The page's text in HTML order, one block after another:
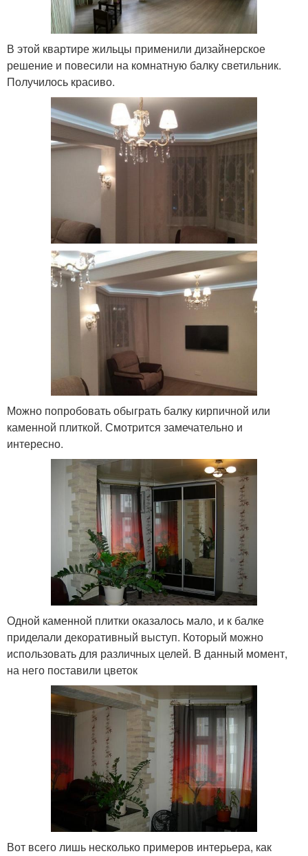
В этой квартире жильцы применили дизайнерское
решение и повесили на комнатную балку светильник.
Получилось красиво.
Можно попробовать обыграть балку кирпичной или
каменной плиткой. Смотрится замечательно и
интересно.
Одной каменной плитки оказалось мало, и к балке
приделали декоративный выступ. Который можно
использовать для различных целей. В данный момент,
на него поставили цветок
Вот всего лишь несколько примеров интерьера, как